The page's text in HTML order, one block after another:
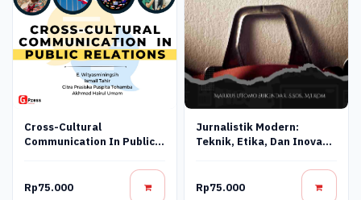
Cross-Cultural
Communication In Public
Rp75.000
Jurnalistik Modern:
Teknik, Etika, Dan Inovasi
Rp75.000